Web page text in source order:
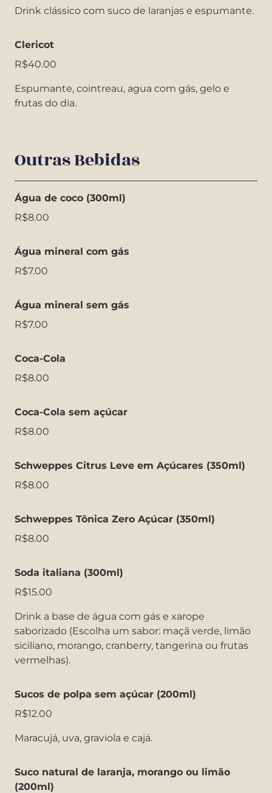
Drink clássico com suco de laranjas e espumante.
Clericot
R$40.00
Espumante, cointreau, agua com gás, gelo e
frutas do dia.
Outras Bebidas
Água de coco (300ml)
R$8.00
Água mineral com gás
R$7.00
Água mineral sem gás
R$7.00
Coca-Cola
R$8.00
Coca-Cola sem açúcar
R$8.00
Schweppes Citrus Leve em Açúcares (350ml)
R$8.00
Schweppes Tônica Zero Açúcar (350ml)
R$8.00
Soda italiana (300ml)
R$15.00
Drink a base de água com gás e xarope
saborizado (Escolha um sabor: maçã verde, limão
siciliano, morango, cranberry, tangerina ou frutas
vermelhas).
Sucos de polpa sem açúcar (200ml)
R$12.00
Maracujá, uva, graviola e cajá.
Suco natural de laranja, morango ou limão
(200ml)